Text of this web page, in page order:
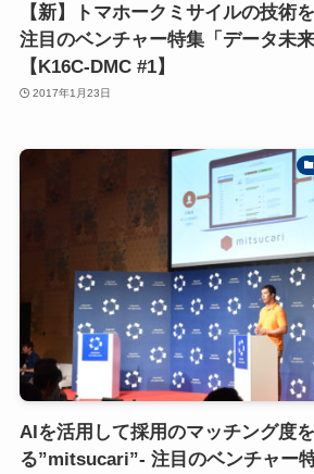
【新】トマホークミサイルの技術
注目のベンチャー特集「データ未
【K16C-DMC #1】
2017年1月23日
AIを活用して採用のマッチング度
る”mitsucari”- 注目のベンチャー